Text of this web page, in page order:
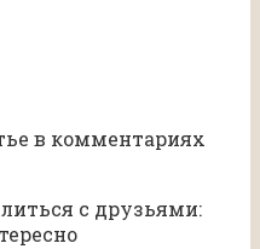
в комментариях
с друзьями: